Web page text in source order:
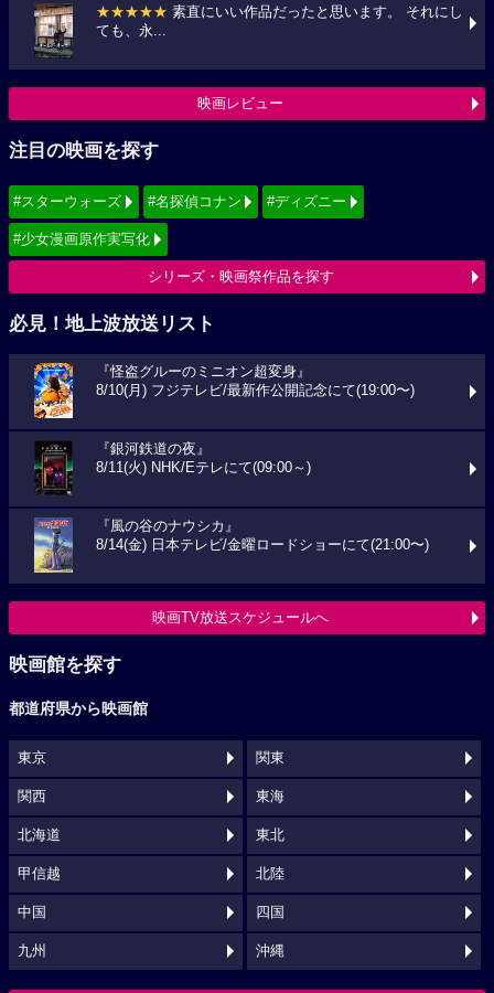
★★★★★ 素直にいい作品だったと思います。 それにし
ても、永...
映画レビュー
注目の映画を探す
#スターウォーズ #名探偵コナン #ディズニー
#少女漫画原作実写化
シリーズ・映画祭作品を探す
必見！地上波放送リスト
『怪盗グルーのミニオン超変身』
8/10(月) フジテレビ/最新作公開記念にて(19:00〜)
『銀河鉄道の夜』
8/11(火) NHK/Eテレにて(09:00～)
『風の谷のナウシカ』
8/14(金) 日本テレビ/金曜ロードショーにて(21:00〜)
映画TV放送スケジュールへ
映画館を探す
都道府県から映画館
東京 関東
関西 東海
北海道 東北
甲信越 北陸
中国 四国
九州 沖縄